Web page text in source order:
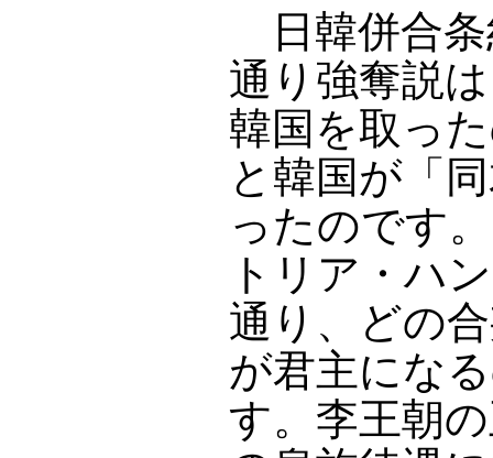
日韓併合条
通り強奪説
韓国を取っ
と韓国が「
ったのです
トリア・ハ
通り、どの
が君主にな
す。李王朝